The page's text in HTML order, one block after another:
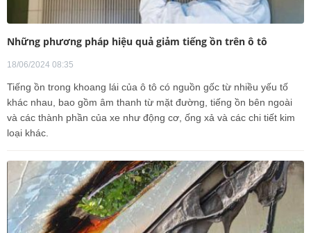
Những phương pháp hiệu quả giảm tiếng ồn trên ô tô
18/06/2024 08:35
Tiếng ồn trong khoang lái của ô tô có nguồn gốc từ nhiều yếu tố
khác nhau, bao gồm âm thanh từ mặt đường, tiếng ồn bên ngoài
và các thành phần của xe như động cơ, ống xả và các chi tiết kim
loại khác.